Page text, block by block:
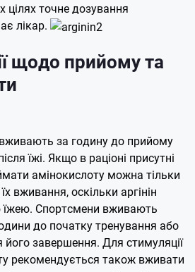
цілях точне дозування
лікар.
щодо прийому та
за годину до прийому
їжі. Якщо в раціоні присутні
амінокислоту можна тільки
вживання, оскільки аргінін
їжею. Спортсмени вживають
до початку тренування або
його завершення. Для стимуляції
рекомендується також вживати